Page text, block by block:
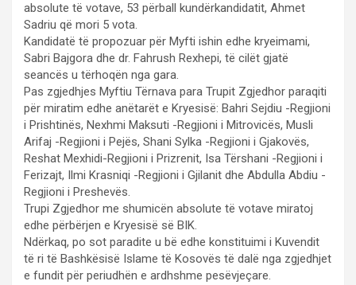
absolute të votave, 53 përball kundërkandidatit, Ahmet
Sadriu që mori 5 vota.
Kandidatë të propozuar për Myfti ishin edhe kryeimami,
Sabri Bajgora dhe dr. Fahrush Rexhepi, të cilët gjatë
seancës u tërhoqën nga gara.
Pas zgjedhjes Myftiu Tërnava para Trupit Zgjedhor paraqiti
për miratim edhe anëtarët e Kryesisë: Bahri Sejdiu -Regjioni
i Prishtinës, Nexhmi Maksuti -Regjioni i Mitrovicës, Musli
Arifaj -Regjioni i Pejës, Shani Sylka -Regjioni i Gjakovës,
Reshat Mexhidi-Regjioni i Prizrenit, Isa Tërshani -Regjioni i
Ferizajt, Ilmi Krasniqi -Regjioni i Gjilanit dhe Abdulla Abdiu -
Regjioni i Preshevës.
Trupi Zgjedhor me shumicën absolute të votave miratoj
edhe përbërjen e Kryesisë së BIK.
Ndërkaq, po sot paradite u bë edhe konstituimi i Kuvendit
të ri të Bashkësisë Islame të Kosovës të dalë nga zgjedhjet
e fundit për periudhën e ardhshme pesëvjeçare.